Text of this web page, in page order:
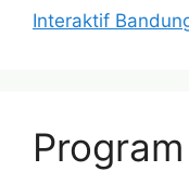
Interaktif